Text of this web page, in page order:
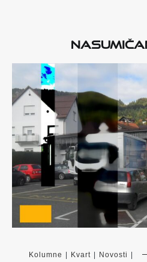
Kolumne | Kvart | Novosti |